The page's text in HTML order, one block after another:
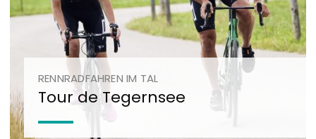
RENNRADFAHREN IM TAL
Tour de Tegernsee